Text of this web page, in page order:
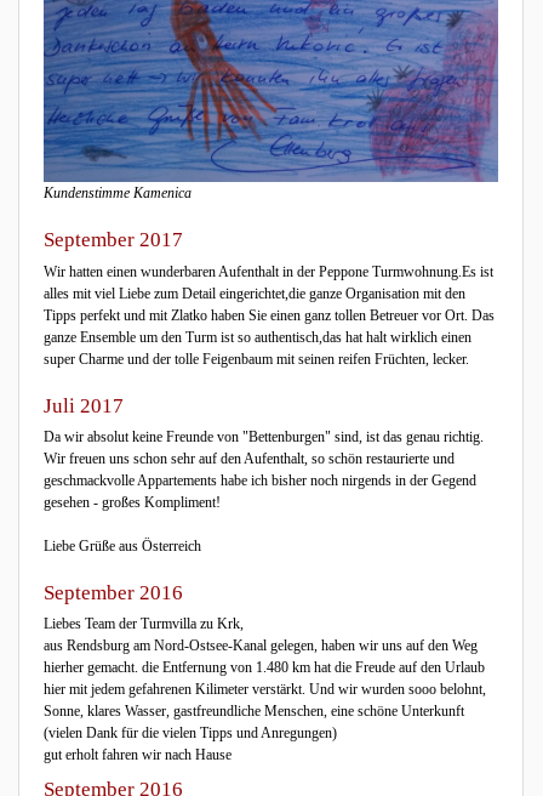
Kundenstimme Kamenica
September 2017
Wir hatten einen wunderbaren Aufenthalt in der Peppone Turmwohnung.Es ist
alles mit viel Liebe zum Detail eingerichtet,die ganze Organisation mit den
Tipps perfekt und mit Zlatko haben Sie einen ganz tollen Betreuer vor Ort. Das
ganze Ensemble um den Turm ist so authentisch,das hat halt wirklich einen
super Charme und der tolle Feigenbaum mit seinen reifen Früchten, lecker.
Juli 2017
Da wir absolut keine Freunde von "Bettenburgen" sind, ist das genau richtig.
Wir freuen uns schon sehr auf den Aufenthalt, so schön restaurierte und
geschmackvolle Appartements habe ich bisher noch nirgends in der Gegend
gesehen - großes Kompliment!
Liebe Grüße aus Österreich
September 2016
Liebes Team der Turmvilla zu Krk,
aus Rendsburg am Nord-Ostsee-Kanal gelegen, haben wir uns auf den Weg
hierher gemacht. die Entfernung von 1.480 km hat die Freude auf den Urlaub
hier mit jedem gefahrenen Kilimeter verstärkt. Und wir wurden sooo belohnt,
Sonne, klares Wasser, gastfreundliche Menschen, eine schöne Unterkunft
(vielen Dank für die vielen Tipps und Anregungen)
gut erholt fahren wir nach Hause
September 2016